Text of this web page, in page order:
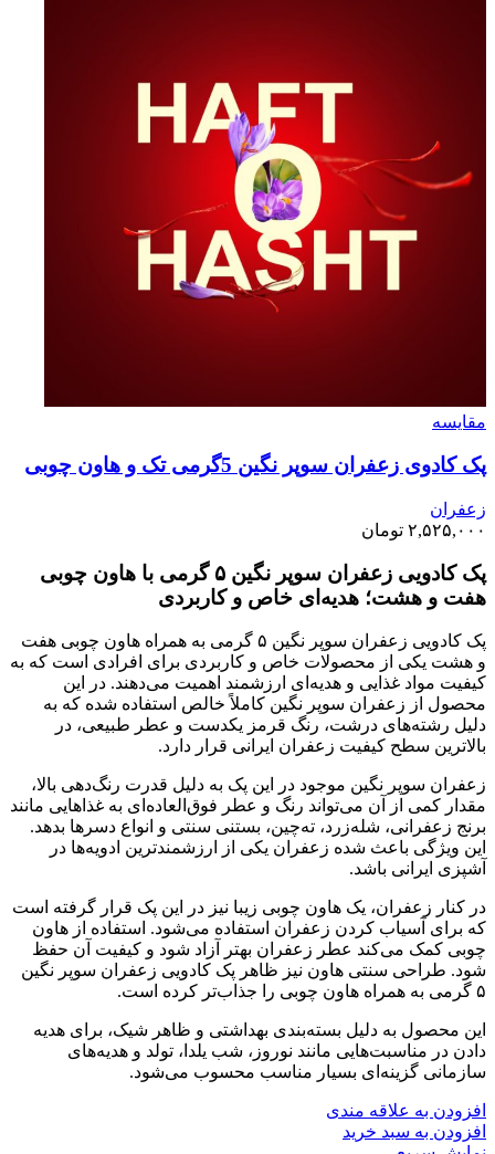
مقايسه
پک کادوی زعفران سوپر نگین 5گرمی تک و هاون چوبی
زعفران
۲,۵۲۵,۰۰۰ تومان
پک کادویی زعفران سوپر نگین ۵ گرمی با هاون چوبی
هفت و هشت؛ هدیه‌ای خاص و کاربردی
پک کادویی زعفران سوپر نگین ۵ گرمی به همراه هاون چوبی هفت
و هشت یکی از محصولات خاص و کاربردی برای افرادی است که به
کیفیت مواد غذایی و هدیه‌ای ارزشمند اهمیت می‌دهند. در این
محصول از زعفران سوپر نگین کاملاً خالص استفاده شده که به
دلیل رشته‌های درشت، رنگ قرمز یکدست و عطر طبیعی، در
بالاترین سطح کیفیت زعفران ایرانی قرار دارد.
زعفران سوپر نگین موجود در این پک به دلیل قدرت رنگ‌دهی بالا،
مقدار کمی از آن می‌تواند رنگ و عطر فوق‌العاده‌ای به غذاهایی مانند
برنج زعفرانی، شله‌زرد، ته‌چین، بستنی سنتی و انواع دسرها بدهد.
این ویژگی باعث شده زعفران یکی از ارزشمندترین ادویه‌ها در
آشپزی ایرانی باشد.
در کنار زعفران، یک هاون چوبی زیبا نیز در این پک قرار گرفته است
که برای آسیاب کردن زعفران استفاده می‌شود. استفاده از هاون
چوبی کمک می‌کند عطر زعفران بهتر آزاد شود و کیفیت آن حفظ
شود. طراحی سنتی هاون نیز ظاهر پک کادویی زعفران سوپر نگین
۵ گرمی به همراه هاون چوبی را جذاب‌تر کرده است.
این محصول به دلیل بسته‌بندی بهداشتی و ظاهر شیک، برای هدیه
دادن در مناسبت‌هایی مانند نوروز، شب یلدا، تولد و هدیه‌های
سازمانی گزینه‌ای بسیار مناسب محسوب می‌شود.
افزودن به علاقه مندی
افزودن به سبد خرید